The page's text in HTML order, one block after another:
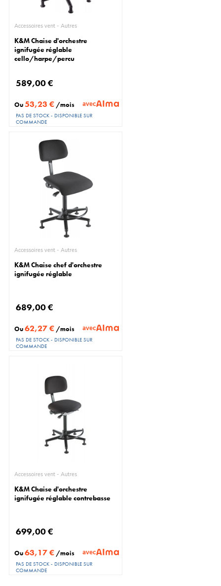
Accessoires vent - Autres
K&M Chaise d'orchestre
ignifugée réglable
cello/harpe/percu
589,00 €
Ou53,23 € /mois avec
PAS DE STOCK - DISPONIBLE SUR
COMMANDE
Accessoires vent - Autres
K&M Chaise chef d'orchestre
ignifugée réglable
689,00 €
Ou62,27 € /mois avec
PAS DE STOCK - DISPONIBLE SUR
COMMANDE
Accessoires vent - Autres
K&M Chaise d'orchestre
ignifugée réglable contrebasse
699,00 €
Ou63,17 € /mois avec
PAS DE STOCK - DISPONIBLE SUR
COMMANDE